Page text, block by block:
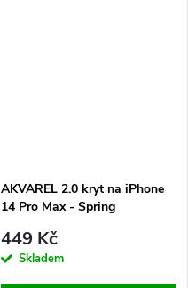
AKVAREL 2.0 kryt na iPhone
14 Pro Max - Spring
449 Kč
Skladem